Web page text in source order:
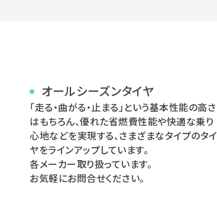
オールシーズンタイヤ
「走る・曲がる・止まる」という基本性能の高さ
はもちろん、優れた省燃費性能や快適な乗り
心地などを実現する、さまざまなタイプのタイ
ヤをラインアップしています。
各メーカー取り扱っています。
お気軽にお問合せください。